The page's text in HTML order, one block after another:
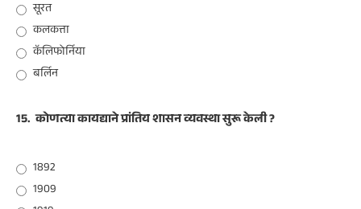
सूरत
कलकत्ता
कॅलिफोर्निया
बर्लिन
15. कोणत्या कायद्याने प्रांतिय शासन व्यवस्था सुरू केली ?
1892
1909